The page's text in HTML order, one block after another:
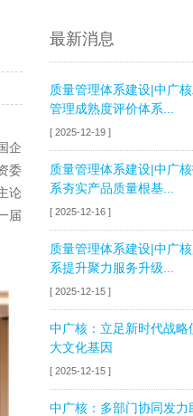
企
委
论
届
最新消息
质量管理体系建设|中广
管理成熟度评价体系...
[ 2025-12-19 ]
质量管理体系建设|中广
系夯实产品质量根基...
[ 2025-12-16 ]
质量管理体系建设|中广
系提升聚力服务升级...
[ 2025-12-15 ]
中广核：立足新时代战略
大文化基因
[ 2025-12-15 ]
中广核：多部门协同发力